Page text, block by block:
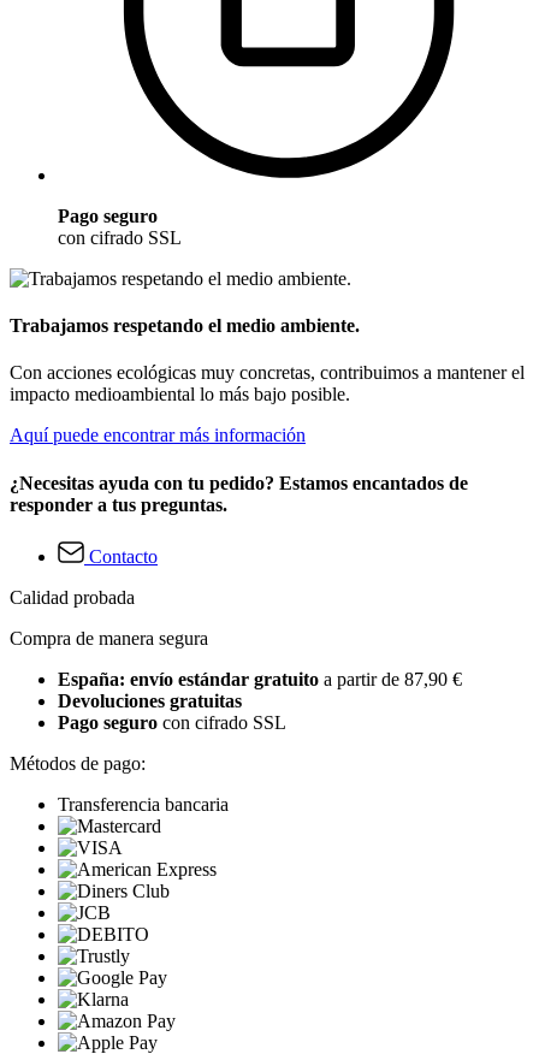
Pago seguro
con cifrado SSL
Trabajamos respetando el medio ambiente.
Con acciones ecológicas muy concretas, contribuimos a mantener el
impacto medioambiental lo más bajo posible.
Aquí puede encontrar más información
¿Necesitas ayuda con tu pedido? Estamos encantados de
responder a tus preguntas.
Contacto
Calidad probada
Compra de manera segura
España: envío estándar gratuito a partir de 87,90 €
Devoluciones gratuitas
Pago seguro con cifrado SSL
Métodos de pago:
Transferencia bancaria